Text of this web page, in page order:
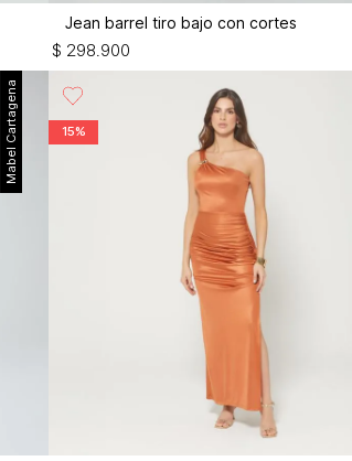
Jean barrel tiro bajo con cortes
$ 298.900
Mabel Cartagena 15%